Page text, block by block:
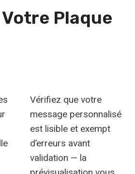
Plaque
Vérifiez que votre
message personnalisé
est lisible et exempt
d’erreurs avant
validation — la